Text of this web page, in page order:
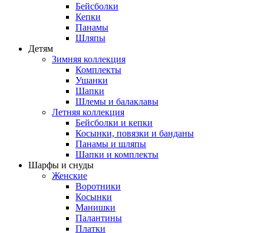
Бейсболки
Кепки
Панамы
Шляпы
Детям
Зимняя коллекция
Комплекты
Ушанки
Шапки
Шлемы и балаклавы
Летняя коллекция
Бейсболки и кепки
Косынки, повязки и банданы
Панамы и шляпы
Шапки и комплекты
Шарфы и снуды
Женские
Воротники
Косынки
Манишки
Палантины
Платки